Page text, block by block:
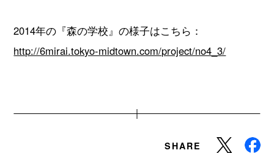
2014年の『森の学校』の様子はこちら：
http://6mirai.tokyo-midtown.com/project/no4_3/
SHARE